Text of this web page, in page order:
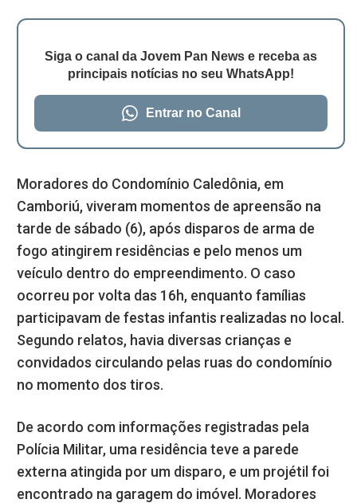
Siga o canal da Jovem Pan News e receba as
principais notícias no seu WhatsApp!
Entrar no Canal
Moradores do Condomínio Caledônia, em
Camboriú, viveram momentos de apreensão na
tarde de sábado (6), após disparos de arma de
fogo atingirem residências e pelo menos um
veículo dentro do empreendimento. O caso
ocorreu por volta das 16h, enquanto famílias
participavam de festas infantis realizadas no local.
Segundo relatos, havia diversas crianças e
convidados circulando pelas ruas do condomínio
no momento dos tiros.
De acordo com informações registradas pela
Polícia Militar, uma residência teve a parede
externa atingida por um disparo, e um projétil foi
encontrado na garagem do imóvel. Moradores